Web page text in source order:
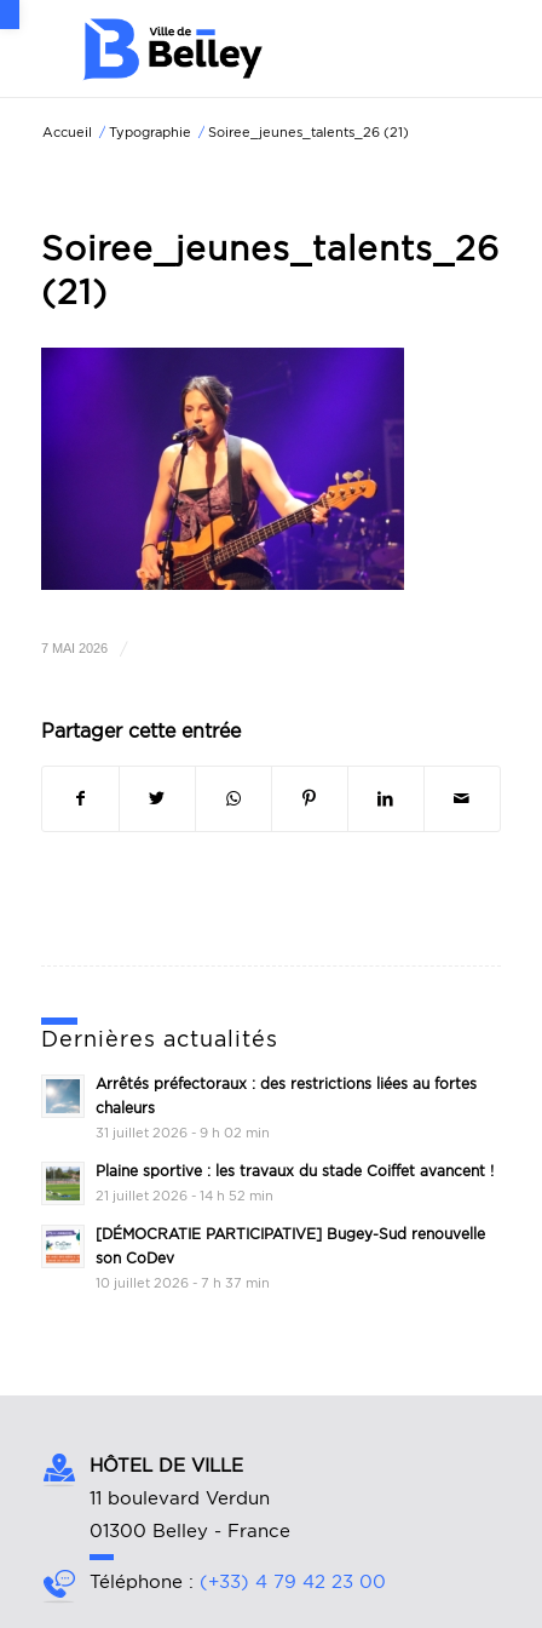
Accueil / Typographie / Soiree_jeunes_talents_26 (21)
Soiree_jeunes_talents_26
(21)
7 MAI 2026 /
Partager cette entrée
Dernières actualités
Arrêtés préfectoraux : des restrictions liées au fortes
chaleurs
31 juillet 2026 - 9 h 02 min
Plaine sportive : les travaux du stade Coiffet avancent !
21 juillet 2026 - 14 h 52 min
[DÉMOCRATIE PARTICIPATIVE] Bugey-Sud renouvelle
son CoDev
10 juillet 2026 - 7 h 37 min
HÔTEL DE VILLE
11 boulevard Verdun
01300 Belley - France
Téléphone : (+33) 4 79 42 23 00